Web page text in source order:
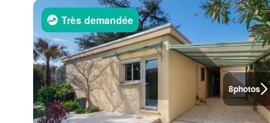
8photos
Très demandée